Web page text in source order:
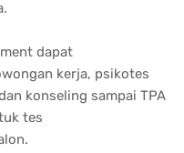
dapat
kerja, psikotes
konseling sampai TPA
tes